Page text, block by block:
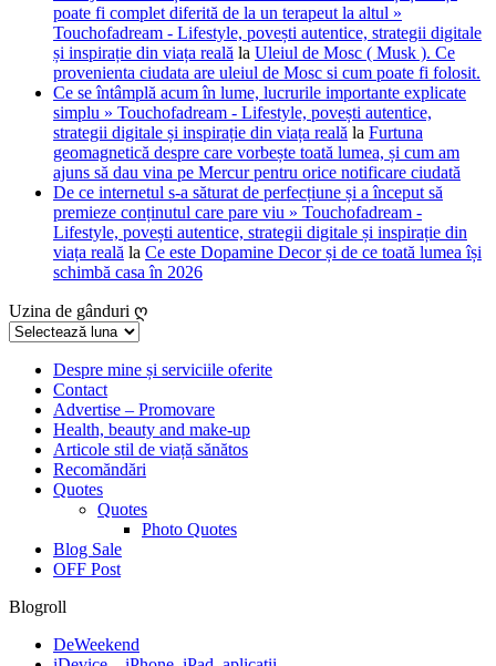
poate fi complet diferită de la un terapeut la altul »
Touchofadream - Lifestyle, povești autentice, strategii digitale
și inspirație din viața reală la Uleiul de Mosc ( Musk ). Ce
provenienta ciudata are uleiul de Mosc si cum poate fi folosit.
Ce se întâmplă acum în lume, lucrurile importante explicate
simplu » Touchofadream - Lifestyle, povești autentice,
strategii digitale și inspirație din viața reală la Furtuna
geomagnetică despre care vorbește toată lumea, și cum am
ajuns să dau vina pe Mercur pentru orice notificare ciudată
De ce internetul s-a săturat de perfecțiune și a început să
premieze conținutul care pare viu » Touchofadream -
Lifestyle, povești autentice, strategii digitale și inspirație din
viața reală la Ce este Dopamine Decor și de ce toată lumea își
schimbă casa în 2026
Uzina de gânduri ღ
Uzina
gânduriDespre mine și serviciile oferite
Contact
Advertise – Promovare
Health, beauty and make-up
Articole stil de viață sănătos
Recomăndări
Quotes
Quotes
Photo Quotes
Blog Sale
OFF Post
Blogroll
DeWeekend